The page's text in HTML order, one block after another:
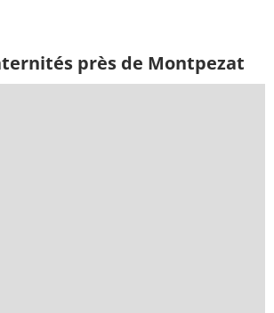
près de Montpezat